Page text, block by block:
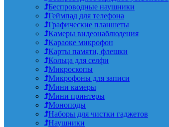
Беспроводные наушники
Геймпад для телефона
Графические планшеты
Камеры видеонаблюдения
Караоке микрофон
Карты памяти, флешки
Кольца для селфи
Микроскопы
Микрофоны для записи
Мини камеры
Мини принтеры
Моноподы
Наборы для чистки гаджетов
Наушники